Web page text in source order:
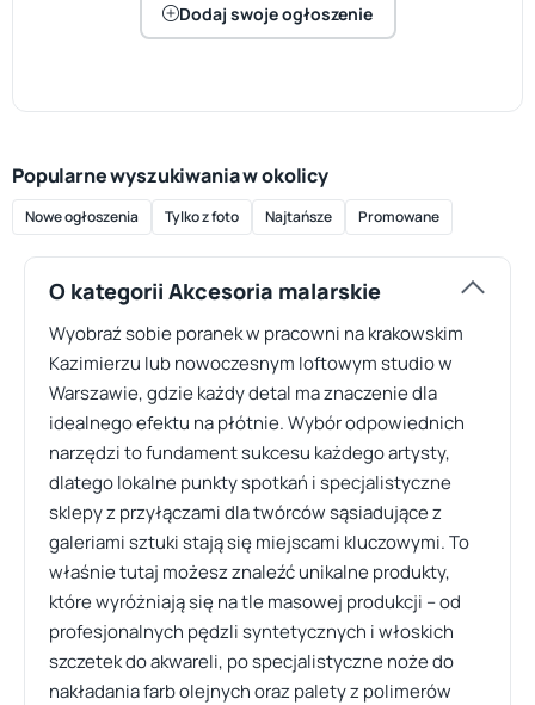
Dodaj swoje ogłoszenie
Popularne wyszukiwania w okolicy
Nowe ogłoszenia Tylko z foto Najtańsze Promowane
O kategorii Akcesoria malarskie
Wyobraź sobie poranek w pracowni na krakowskim
Kazimierzu lub nowoczesnym loftowym studio w
Warszawie, gdzie każdy detal ma znaczenie dla
idealnego efektu na płótnie. Wybór odpowiednich
narzędzi to fundament sukcesu każdego artysty,
dlatego lokalne punkty spotkań i specjalistyczne
sklepy z przyłączami dla twórców sąsiadujące z
galeriami sztuki stają się miejscami kluczowymi. To
właśnie tutaj możesz znaleźć unikalne produkty,
które wyróżniają się na tle masowej produkcji – od
profesjonalnych pędzli syntetycznych i włoskich
szczetek do akwareli, po specjalistyczne noże do
nakładania farb olejnych oraz palety z polimerów